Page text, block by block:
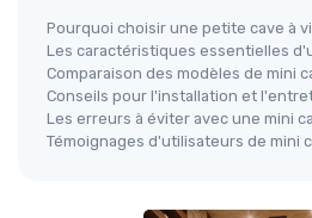
Pourquoi choisir une petite cave à
Les caractéristiques essentielles
Comparaison des modèles de mini
Conseils pour l'installation et
Les erreurs à éviter avec une mini
Témoignages d'utilisateurs de mini